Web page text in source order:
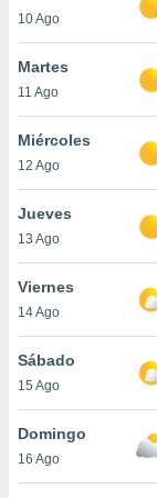
más
nuestra
y
de
disponible
cookies
aceptar
10 Ago
Martes
11 Ago
Miércoles
12 Ago
Jueves
13 Ago
Viernes
14 Ago
Sábado
15 Ago
Domingo
16 Ago